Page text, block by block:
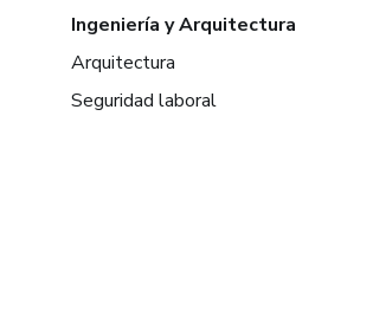
Ingeniería y Arquitectura
Arquitectura
Seguridad laboral